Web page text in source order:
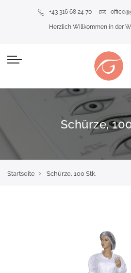
+43 316 68 24 70
Herzlich Willkommen in der
Schürze,
Startseite Schürze, 100 Stk.